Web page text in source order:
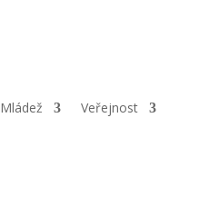
Mládež Veřejnost